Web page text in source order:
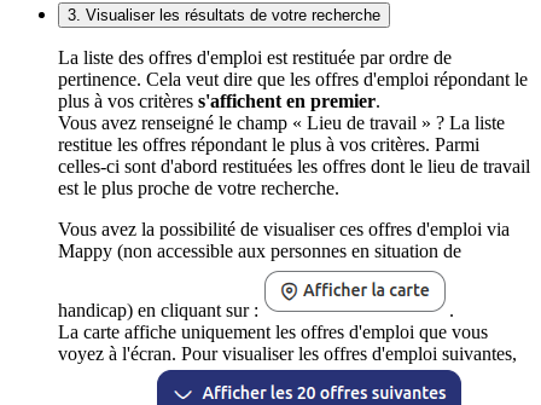
3. Visualiser les résultats de votre recherche
La liste des offres d'emploi est restituée par ordre de
pertinence. Cela veut dire que les offres d'emploi répondant le
plus à vos critères s'affichent en premier.
Vous avez renseigné le champ « Lieu de travail » ? La liste
restitue les offres répondant le plus à vos critères. Parmi
celles-ci sont d'abord restituées les offres dont le lieu de travail
est le plus proche de votre recherche.
Vous avez la possibilité de visualiser ces offres d'emploi via
Mappy (non accessible aux personnes en situation de
handicap) en cliquant sur :
.
La carte affiche uniquement les offres d'emploi que vous
voyez à l'écran. Pour visualiser les offres d'emploi suivantes,